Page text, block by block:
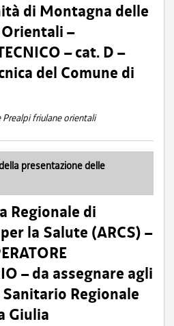
di Montagna delle
–
– cat. D –
del Comune di
friulane orientali
presentazione delle
Regionale di
la Salute (ARCS) –
– da assegnare agli
Regionale
Giulia